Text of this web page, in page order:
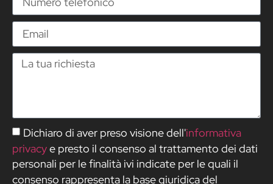
Dichiaro di aver preso visione dell'informativa
privacye presto il consenso al trattamento dei dati
personali per le finalità ivi indicate per le quali il
consenso rappresenta la base giuridica del